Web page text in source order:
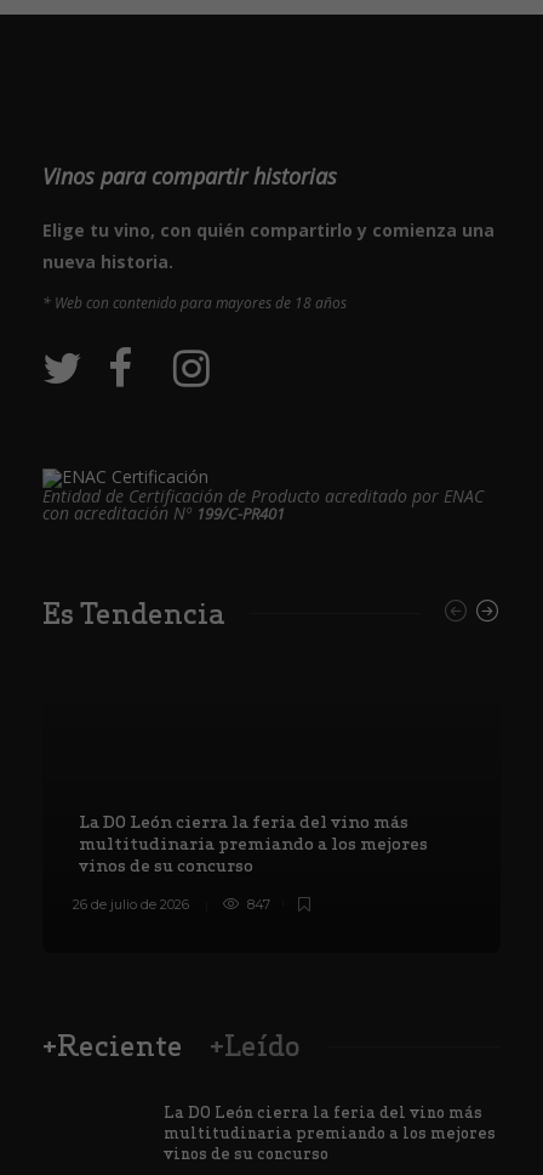
Vinos para compartir historias
Elige tu vino, con quién compartirlo y comienza una
nueva historia.
* Web con contenido para mayores de 18 años
Entidad de Certificación de Producto acreditado por ENAC
con acreditación Nº 199/C-PR401
Es Tendencia
La DO León cierra la feria del vino más
multitudinaria premiando a los mejores
vinos de su concurso
26 de julio de 2026 847
+Reciente +Leído
La DO León cierra la feria del vino más
multitudinaria premiando a los mejores
vinos de su concurso